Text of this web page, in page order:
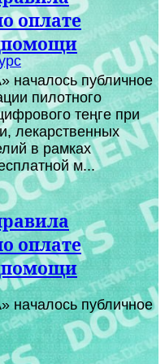
оплате
началось публичное
пилотного
теңге при
лекарственных
в рамках
м...
оплате
началось публичное